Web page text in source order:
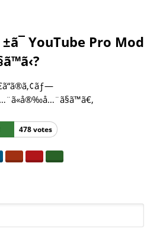
±ã¯ YouTube Pro Mod
478 votes